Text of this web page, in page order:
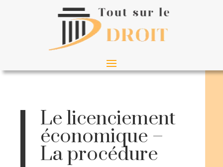
Le licenciement
économique –
La procédure